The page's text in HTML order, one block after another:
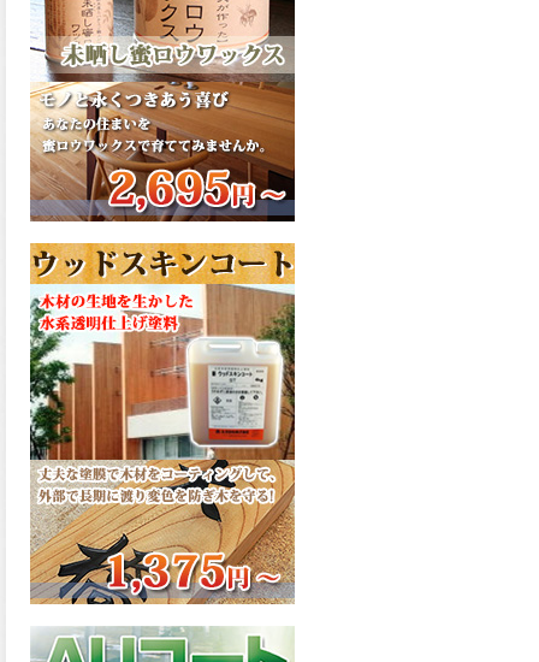
レタンU100が新しく販売開始
致しました。ご購入はこちら
から。
2026.03.05
ファインウレタンの使いやす
さで、弾性形。塗料用シンナ
ーで希釈できる、使いやすさ
を追求したウレタン樹脂エナ
メル、弾性ファインウレタン
した。ご購入はこちらから。
2026.03.04
長年ご愛顧いただいている
「ラッカー塗料」に抗ウイル
ス機能を追加しバージョンア
ップ、UAV-78700 クリヤーラ
ッカー・ハイフラットが新し
く販売開始致しました。ご購
入はこちらから。
2026.03.03
木の素材感はそのまま活か
し、汚れや日焼け・黄ばみを
防ぐことができる、白木肌2が
新しく販売開始致しました。
2026.03.03